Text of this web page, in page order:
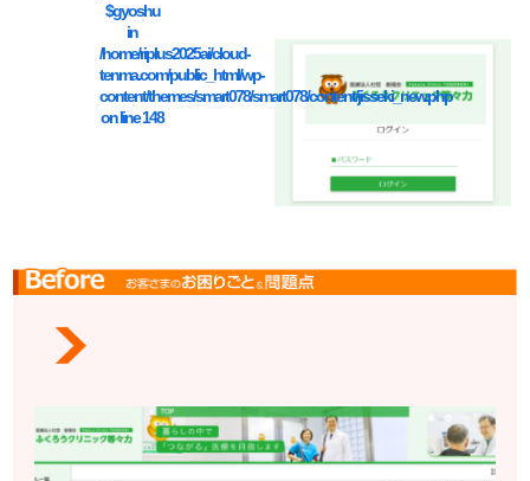
$gyoshu
in
/home/riplus2025ai/cloud-
tenma.com/public_html/wp-
content/themes/smart078/smart078/content/jisseki_new.php
on line148